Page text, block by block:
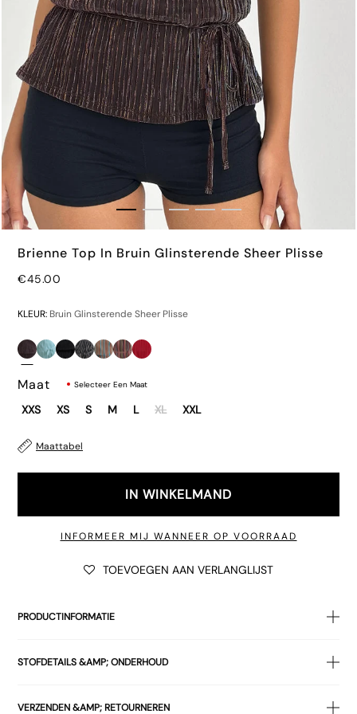
Brienne Top In Bruin Glinsterende Sheer Plisse
€45.00
KLEUR: Bruin Glinsterende Sheer Plisse
Maat Selecteer Een Maat
XXS XS S M L XL XXL
Maattabel
IN WINKELMAND
INFORMEER MIJ WANNEER OP VOORRAAD
TOEVOEGEN AAN VERLANGLIJST
PRODUCTINFORMATIE
Heeft een halternek met strikdetails. Compleet met een dun
Combineer met onzeEunia shorts
STOFDETAILS &AMP; ONDERHOUD
VERZENDEN &AMP; RETOURNEREN
€40.00